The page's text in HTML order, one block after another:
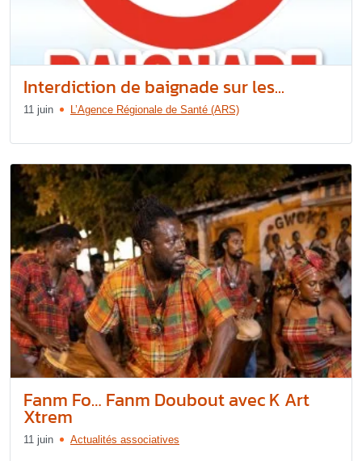
Interdiction de baignade sur les...
11 juin L’Agence Régionale de Santé (ARS)
Fanm Fo… Fanm Doubout avec K Art
Xtrem
11 juin Actualités associatives